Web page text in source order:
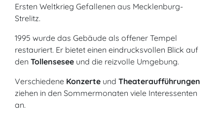
Ersten Weltkrieg Gefallenen aus Mecklenburg-
Strelitz.
1995 wurde das Gebäude als offener Tempel
restauriert. Er bietet einen eindrucksvollen Blick auf
den Tollensesee und die reizvolle Umgebung.
Verschiedene Konzerte und Theateraufführungen
ziehen in den Sommermonaten viele Interessenten
an.